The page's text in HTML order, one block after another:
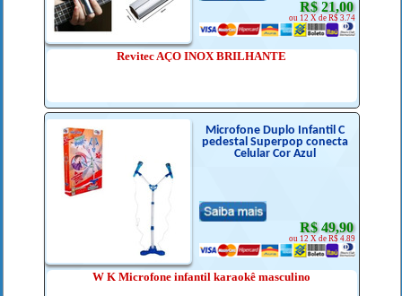
R$ 21,00
ou 12 X de R$ 3.74
Revitec AÇO INOX BRILHANTE
Microfone Duplo Infantil C
pedestal Superpop conecta
Celular Cor Azul
R$ 49,90
ou 12 X de R$ 4.89
W K Microfone infantil karaokê masculino